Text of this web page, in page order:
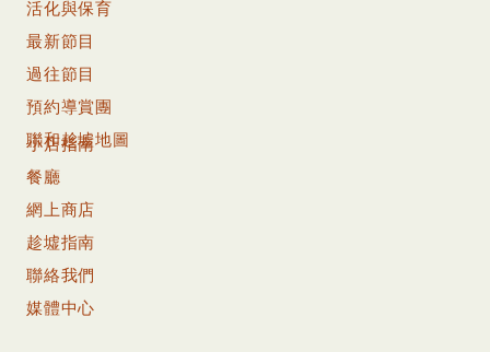
活化與保育
最新節目
過往節目
預約導賞團
聯和趁墟地圖
小店指南
餐廳
網上商店
趁墟指南
聯絡我們
媒體中心